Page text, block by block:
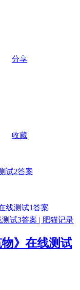
分享
收藏
试2答案
线测试1答案
》在线测试